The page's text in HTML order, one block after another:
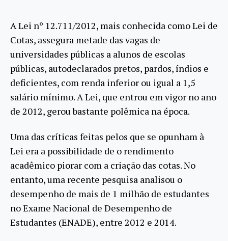
A Lei nº 12.711/2012, mais conhecida como Lei de
Cotas, assegura metade das vagas de
universidades públicas a alunos de escolas
públicas, autodeclarados pretos, pardos, índios e
deficientes, com renda inferior ou igual a 1,5
salário mínimo. A Lei, que entrou em vigor no ano
de 2012, gerou bastante polêmica na época.
Uma das críticas feitas pelos que se opunham à
Lei era a possibilidade de o rendimento
acadêmico piorar com a criação das cotas. No
entanto, uma recente pesquisa analisou o
desempenho de mais de 1 milhão de estudantes
no Exame Nacional de Desempenho de
Estudantes (ENADE), entre 2012 e 2014.